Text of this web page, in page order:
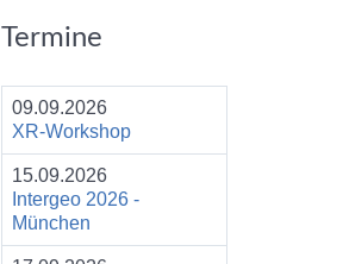
Termine
09.09.2026
XR-Workshop
15.09.2026
Intergeo 2026 -
München